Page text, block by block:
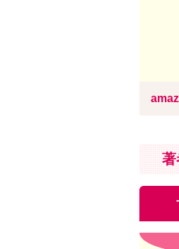
著